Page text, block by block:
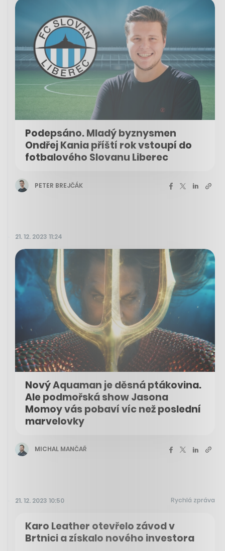
Podepsáno. Mladý byznysmen
Ondřej Kania příští rok vstoupí do
fotbalového Slovanu Liberec
PETER BREJČÁK
21. 12. 2023 11:24
Nový Aquaman je děsná ptákovina.
Ale podmořská show Jasona
Momoy vás pobaví víc než poslední
marvelovky
MICHAL MANČAŘ
21. 12. 2023 10:50 Rychlá zpráva
Karo Leather otevřelo závod v
Brtnici a získalo nového investora